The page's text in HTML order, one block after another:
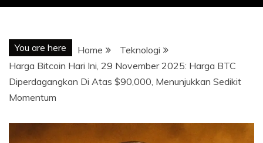
You are here Home
Teknologi
Harga Bitcoin Hari Ini, 29 November 2025: Harga BTC
Diperdagangkan Di Atas $90,000, Menunjukkan Sedikit
Momentum